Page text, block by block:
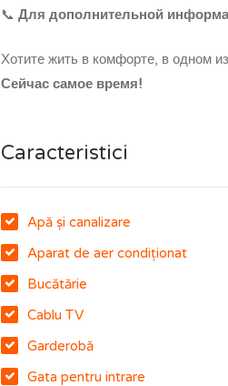
📞 Для дополнительной
Хотите жить в комфорте, в одном
Сейчас самое время!
Caracteristici
Apă și canalizare
Aparat de aer condiționat
Bucătărie
Cablu TV
Garderobă
Gata pentru intrare